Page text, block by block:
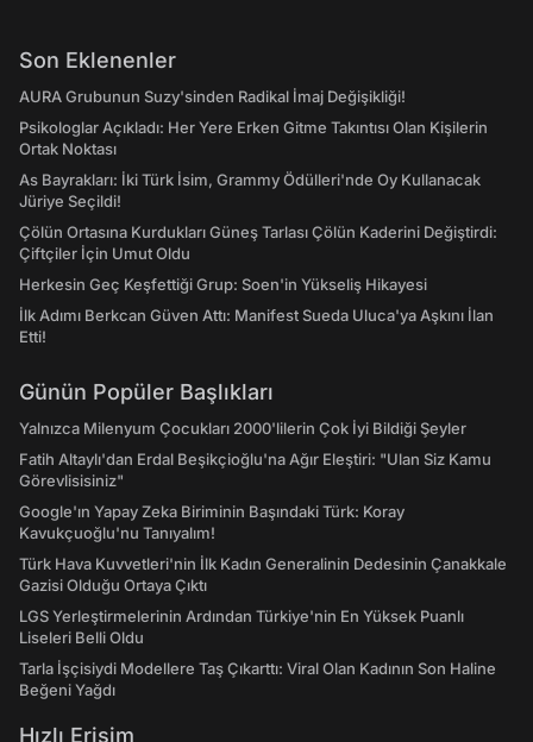
Son Eklenenler
AURA Grubunun Suzy'sinden Radikal İmaj Değişikliği!
Psikologlar Açıkladı: Her Yere Erken Gitme Takıntısı Olan Kişilerin
Ortak Noktası
As Bayrakları: İki Türk İsim, Grammy Ödülleri'nde Oy Kullanacak
Jüriye Seçildi!
Çölün Ortasına Kurdukları Güneş Tarlası Çölün Kaderini Değiştirdi:
Çiftçiler İçin Umut Oldu
Herkesin Geç Keşfettiği Grup: Soen'in Yükseliş Hikayesi
İlk Adımı Berkcan Güven Attı: Manifest Sueda Uluca'ya Aşkını İlan
Etti!
Günün Popüler Başlıkları
Yalnızca Milenyum Çocukları 2000'lilerin Çok İyi Bildiği Şeyler
Fatih Altaylı'dan Erdal Beşikçioğlu'na Ağır Eleştiri: "Ulan Siz Kamu
Görevlisisiniz"
Google'ın Yapay Zeka Biriminin Başındaki Türk: Koray
Kavukçuoğlu'nu Tanıyalım!
Türk Hava Kuvvetleri'nin İlk Kadın Generalinin Dedesinin Çanakkale
Gazisi Olduğu Ortaya Çıktı
LGS Yerleştirmelerinin Ardından Türkiye'nin En Yüksek Puanlı
Liseleri Belli Oldu
Tarla İşçisiydi Modellere Taş Çıkarttı: Viral Olan Kadının Son Haline
Beğeni Yağdı
Hızlı Erişim